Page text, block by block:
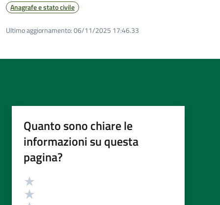
Anagrafe e stato civile
Ultimo aggiornamento:06/11/2025 17:46.33
Quanto sono chiare le
informazioni su questa
pagina?
Valutazione